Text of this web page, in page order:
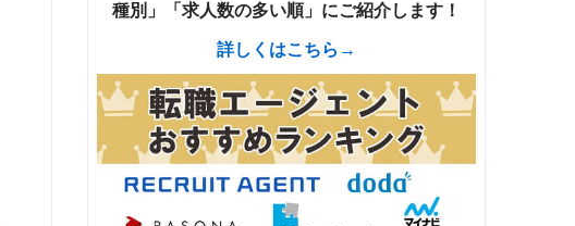
種別」「求人数の多い順」にご紹介します！
詳しくはこちら→